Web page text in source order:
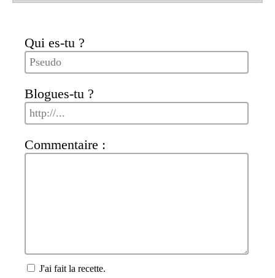
Qui es-tu ?
Blogues-tu ?
Commentaire :
J'ai fait la recette.